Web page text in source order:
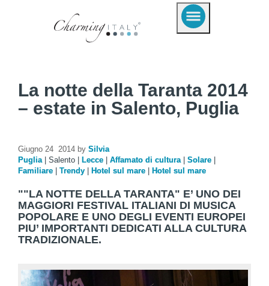
La notte della Taranta 2014
– estate in Salento, Puglia
Giugno 24 2014 by Silvia
Puglia
Salento Lecce Affamato di cultura Solare
Familiare
Trendy Hotel sul mare Hotel sul mare
""LA NOTTE DELLA TARANTA" E’ UNO DEI
MAGGIORI FESTIVAL ITALIANI DI MUSICA
POPOLARE E UNO DEGLI EVENTI EUROPEI
PIU’ IMPORTANTI DEDICATI ALLA CULTURA
TRADIZIONALE.